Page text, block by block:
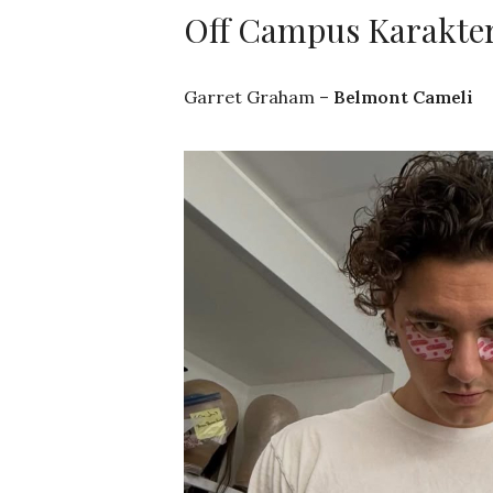
Off Campus
Garret Graham – Belmont Cameli